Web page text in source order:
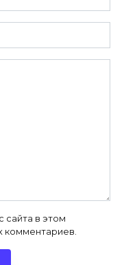
сайта в этом
комментариев.